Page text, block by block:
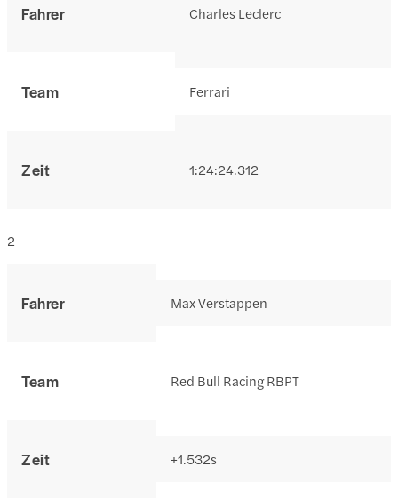
Fahrer
Team
Zeit
Charles Leclerc
Ferrari
1:24:24.312
Fahrer
Team
Zeit
2
Max Verstappen
Red Bull Racing RBPT
+1.532s